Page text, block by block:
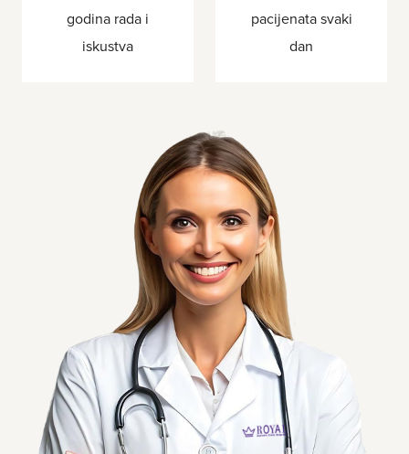
godina rada i
iskustva
pacijenata svaki
dan